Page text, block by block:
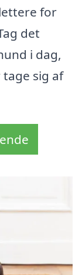
for
det
i dag,
sig af